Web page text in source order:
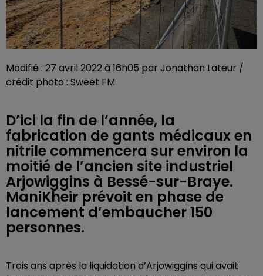
Modifié : 27 avril 2022 à 16h05 par Jonathan Lateur /
crédit photo : Sweet FM
D’ici la fin de l’année, la
fabrication de gants médicaux en
nitrile commencera sur environ la
moitié de l’ancien site industriel
Arjowiggins à Bessé-sur-Braye.
ManiKheir prévoit en phase de
lancement d’embaucher 150
personnes.
Trois ans après la liquidation d’Arjowiggins qui avait